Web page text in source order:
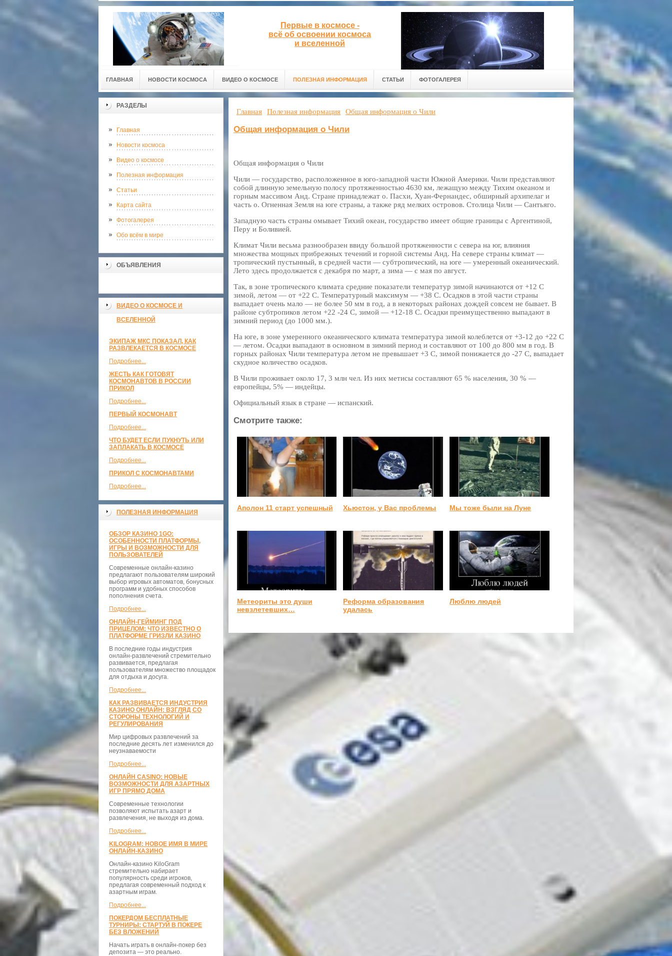
Первые в космосе -
всё об освоении космоса
и вселенной
ГЛАВНАЯ НОВОСТИ КОСМОСА ВИДЕО О КОСМОСЕ ПОЛЕЗНАЯ ИНФОРМАЦИЯ СТАТЬИ ФОТОГАЛЕРЕЯ
РАЗДЕЛЫ
Главная
Новости космоса
Видео о космосе
Полезная информация
Статьи
Карта сайта
Фотогалерея
Обо всём в мире
ОБЪЯВЛЕНИЯ
ВИДЕО О КОСМОСЕ И
ВСЕЛЕННОЙ
ЭКИПАЖ МКС ПОКАЗАЛ, КАК
РАЗВЛЕКАЕТСЯ В КОСМОСЕ
Подробнее...
ЖЕСТЬ КАК ГОТОВЯТ
КОСМОНАВТОВ В РОССИИ
ПРИКОЛ
Подробнее...
ПЕРВЫЙ КОСМОНАВТ
Подробнее...
ЧТО БУДЕТ ЕСЛИ ПУКНУТЬ ИЛИ
ЗАПЛАКАТЬ В КОСМОСЕ
Подробнее...
ПРИКОЛ С КОСМОНАВТАМИ
Подробнее...
ПОЛЕЗНАЯ ИНФОРМАЦИЯ
ОБЗОР КАЗИНО 1GO:
ОСОБЕННОСТИ ПЛАТФОРМЫ,
ИГРЫ И ВОЗМОЖНОСТИ ДЛЯ
ПОЛЬЗОВАТЕЛЕЙ
Современные онлайн-казино
предлагают пользователям широкий
выбор игровых автоматов, бонусных
программ и удобных способов
пополнения счета.
Подробнее...
ОНЛАЙН-ГЕЙМИНГ ПОД
ПРИЦЕЛОМ: ЧТО ИЗВЕСТНО О
ПЛАТФОРМЕ ГРИЗЛИ КАЗИНО
В последние годы индустрия
онлайн-развлечений стремительно
развивается, предлагая
пользователям множество площадок
для отдыха и досуга.
Подробнее...
КАК РАЗВИВАЕТСЯ ИНДУСТРИЯ
КАЗИНО ОНЛАЙН: ВЗГЛЯД СО
СТОРОНЫ ТЕХНОЛОГИЙ И
РЕГУЛИРОВАНИЯ
Мир цифровых развлечений за
последние десять лет изменился до
неузнаваемости
Подробнее...
ОНЛАЙН CASINO: НОВЫЕ
ВОЗМОЖНОСТИ ДЛЯ АЗАРТНЫХ
ИГР ПРЯМО ДОМА
Современные технологии
позволяют испытать азарт и
развлечения, не выходя из дома.
Подробнее...
KILOGRAM: НОВОЕ ИМЯ В МИРЕ
ОНЛАЙН-КАЗИНО
Онлайн-казино KiloGram
стремительно набирает
популярность среди игроков,
предлагая современный подход к
азартным играм.
Подробнее...
ПОКЕРДОМ БЕСПЛАТНЫЕ
ТУРНИРЫ: СТАРТУЙ В ПОКЕРЕ
БЕЗ ВЛОЖЕНИЙ
Начать играть в онлайн-покер без
депозита — это реально.
Главная Полезная информация Общая информация о Чили
Общая информация о Чили
Общая информация о Чили
Чили — государство, расположенное в юго-западной части Южной Америки. Чили представляют
собой длинную земельную полосу протяженностью 4630 км, лежащую между Тихим океаном и
горным массивом Анд. Стране принадлежат о. Пасхи, Хуан-Фернандес, обширный архипелаг и
часть о. Огненная Земля на юге страны, а также ряд мелких островов. Столица Чили — Сантьяго.
Западную часть страны омывает Тихий океан, государство имеет общие границы с Аргентиной,
Перу и Боливией.
Климат Чили весьма разнообразен ввиду большой протяженности с севера на юг, влияния
множества мощных прибрежных течений и горной системы Анд. На севере страны климат —
тропический пустынный, в средней части — субтропический, на юге — умеренный океанический.
Лето здесь продолжается с декабря по март, а зима — с мая по август.
Так, в зоне тропического климата средние показатели температур зимой начинаются от +12 С
зимой, летом — от +22 С. Температурный максимум — +38 С. Осадков в этой части страны
выпадает очень мало — не более 50 мм в год, а в некоторых районах дождей совсем не бывает. В
районе субтропиков летом +22 -24 С, зимой — +12-18 С. Осадки преимущественно выпадают в
зимний период (до 1000 мм.).
На юге, в зоне умеренного океанического климата температура зимой колеблется от +3-12 до +22 С
— летом. Осадки выпадают в основном в зимний период и составляют от 100 до 800 мм в год. В
горных районах Чили температура летом не превышает +3 С, зимой понижается до -27 С, выпадает
скудное количество осадков.
В Чили проживает около 17, 3 млн чел. Из них метисы составляют 65 % населения, 30 % —
европейцы, 5% — индейцы.
Официальный язык в стране — испанский.
Смотрите также:
Аполон 11 старт успешный Хьюстон, у Вас проблемы Мы тоже были на Луне
Метеориты это души
невзлетевших…
Реформа образования
удалась
Люблю людей